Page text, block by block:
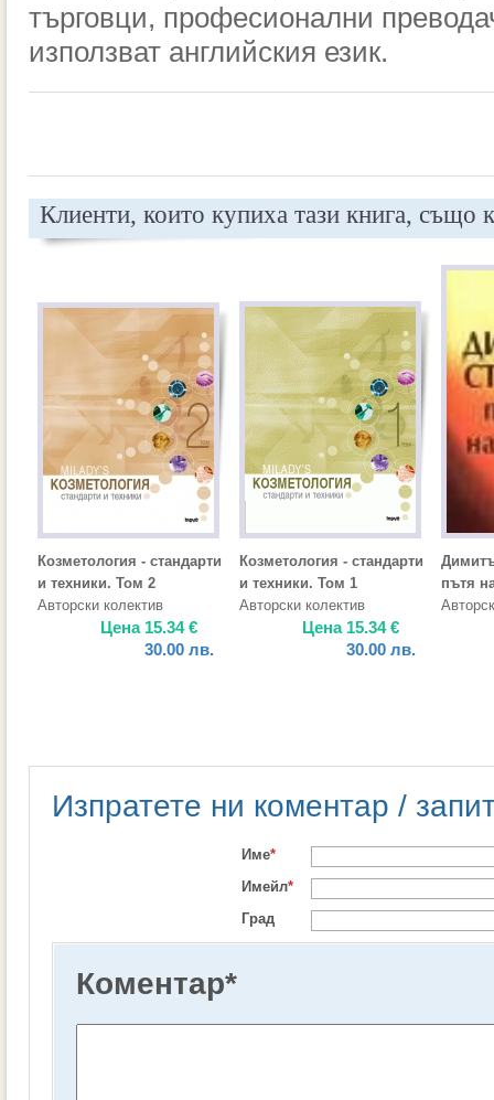
търговци, професионални
използват английския език.
Клиенти, които купиха тази книга, също
Козметология - стандарти
и техники. Том 2
Авторски колектив
Цена 15.34€
30.00 лв.
Козметология - стандарти
и техники. Том 1
Авторски колектив
Цена 15.34€
30.00 лв.
пътя
Изпратете ни коментар /
Име*
Имейл*
Град
Коментар*